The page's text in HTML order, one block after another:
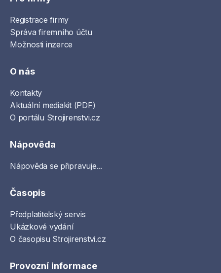
Registrace firmy
Správa firemního účtu
Možnosti inzerce
O nás
Kontakty
Aktuální mediakit (PDF)
O portálu Strojirenstvi.cz
Nápověda
Nápověda se připravuje...
Časopis
Předplatitelský servis
Ukázkové vydání
O časopisu Strojirenstvi.cz
Provozní informace